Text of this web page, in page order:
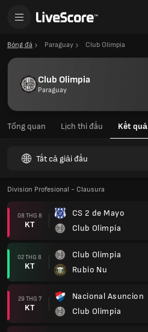
Bóng đá Paraguay Club Olimpia
Club Olimpia
Paraguay
Tổng quan Lịch thi đấu Kết quả
Tất cả giải đấu
Division Profesional - Clausura
08 THG 8
KT
CS 2 de Mayo
Club Olimpia
02 THG 8
KT
Club Olimpia
Rubio Nu
29 THG 7
KT
Nacional Asuncion
Club Olimpia